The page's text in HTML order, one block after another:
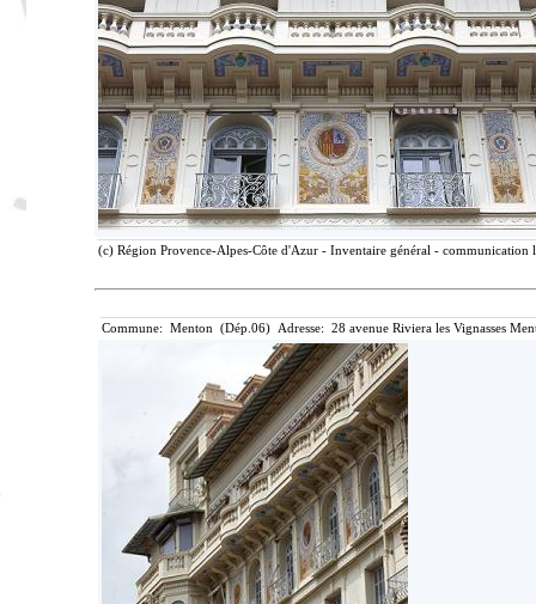
(c) Région Provence-Alpes-Côte d'Azur - Inventaire général -
Commune: Menton (Dép.06) Adresse: 28 avenue Riviera les Vignasses